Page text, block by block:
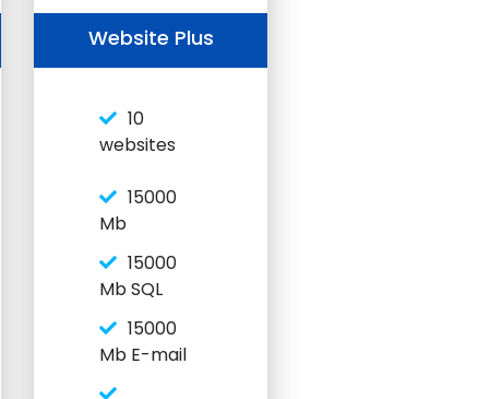
Website Plus
10
websites
15000
Mb
15000
Mb SQL
15000
Mb E-mail